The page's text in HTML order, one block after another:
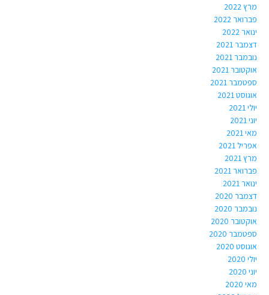
מרץ 2022
פברואר 2022
ינואר 2022
דצמבר 2021
נובמבר 2021
אוקטובר 2021
ספטמבר 2021
אוגוסט 2021
יולי 2021
יוני 2021
מאי 2021
אפריל 2021
מרץ 2021
פברואר 2021
ינואר 2021
דצמבר 2020
נובמבר 2020
אוקטובר 2020
ספטמבר 2020
אוגוסט 2020
יולי 2020
יוני 2020
מאי 2020